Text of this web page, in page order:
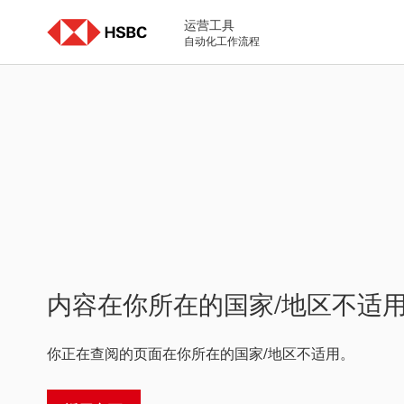
to
content
运营工具
自动化工作流程
内容在你所在的国家/地区不适
你正在查阅的页面在你所在的国家/地区不适用。